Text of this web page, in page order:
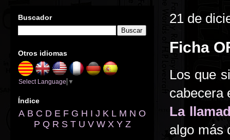
21 de
Ficha
Los que
cabecera
La
algo más
Buscador
Otros idiomas
Select Language ▼
Índice
A B C D E F G H I J K L M N O
P Q R S T U V W X Y Z